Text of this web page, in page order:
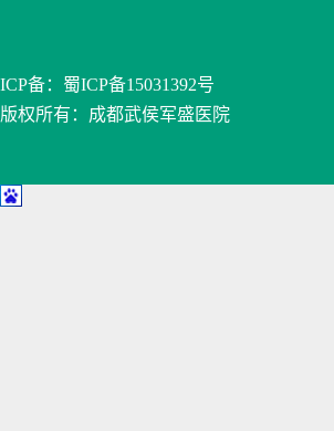
ICP备： 蜀ICP备15031392号
版权所有：成都武侯军盛医院